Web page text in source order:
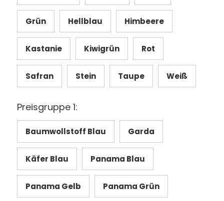
Grün Hellblau Himbeere
Kastanie Kiwigrün Rot
Safran Stein Taupe Weiß
Preisgruppe 1:
Baumwollstoff Blau Garda
Käfer Blau Panama Blau
Panama Gelb Panama Grün